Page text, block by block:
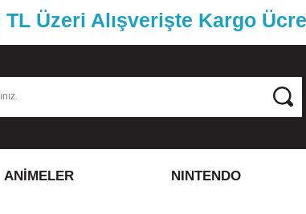
TL Üzeri Alışverişte Kargo
ANİMELER NINTENDO